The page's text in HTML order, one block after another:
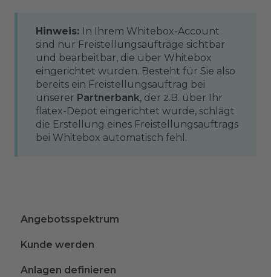
Hinweis:
In Ihrem Whitebox-Account
sind nur Freistellungsaufträge sichtbar
und bearbeitbar, die über Whitebox
eingerichtet wurden. Besteht für Sie also
bereits ein Freistellungsauftrag bei
unserer Partnerbank, der z.B. über Ihr
flatex-Depot eingerichtet wurde, schlägt
die Erstellung eines Freistellungsauftrags
bei Whitebox automatisch fehl.
Angebotsspektrum
Kunde werden
Anlagen definieren